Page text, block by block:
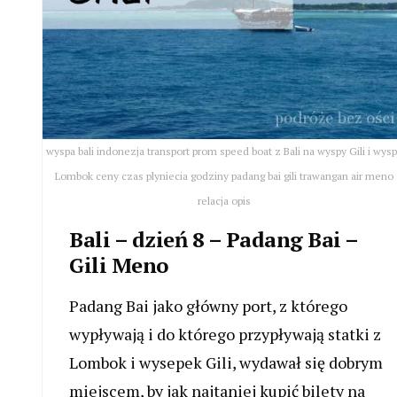
wyspa bali indonezja transport prom speed boat z Bali na wyspy Gili i
Lombok ceny czas plyniecia godziny padang bai gili trawangan air meno
relacja opis
Bali – dzień 8 – Padang Bai –
Gili Meno
Padang Bai jako główny port, z którego
wypływają i do którego przypływają statki z
Lombok i wysepek Gili, wydawał się dobrym
miejscem, by jak najtaniej kupić bilety na